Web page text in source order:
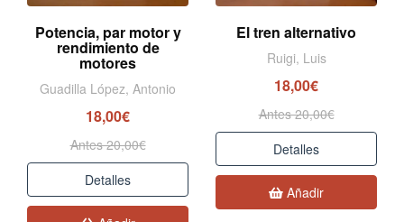
Potencia, par motor y
rendimiento de
motores
Guadilla López, Antonio
18,00€
Antes 20,00€
Detalles
El tren alternativo
Ruigi, Luis
18,00€
Antes 20,00€
Detalles
Añadir